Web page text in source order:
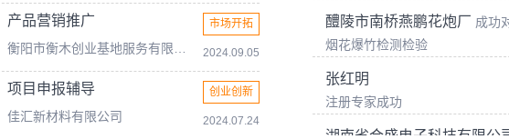
产品营销推广
衡阳市衡木创业基地服务有限公司
市场开拓
2024.09.05
项目申报辅导
佳汇新材料有限公司
创业创新
2024.07.24
烟花爆竹检测检验
张红明
注册专家成功
湖南省合盛电子科技有限公司
特种陶瓷产品检验检测